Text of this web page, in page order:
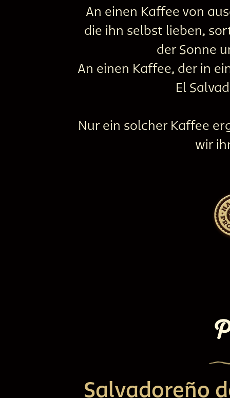
An einen Kaffee von
die ihn selbst lieben,
der Sonne
An einen Kaffee, der in
El
Nur ein solcher Kaffee
wir
Salvadoreño